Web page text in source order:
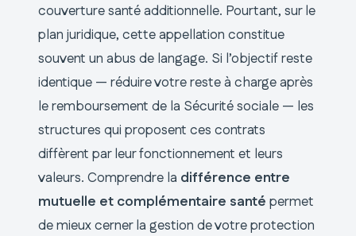
couverture santé additionnelle. Pourtant, sur le
plan juridique, cette appellation constitue
souvent un abus de langage. Si l’objectif reste
identique — réduire votre reste à charge après
le remboursement de la Sécurité sociale — les
structures qui proposent ces contrats
diffèrent par leur fonctionnement et leurs
valeurs. Comprendre la différence entre
mutuelle et complémentaire santé permet
de mieux cerner la gestion de votre protection